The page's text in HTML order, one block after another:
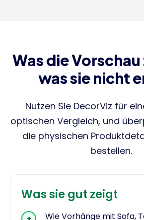
Was die
was sie nicht
Nutzen Sie DecorViz für
optischen Vergleich, und
die physischen
bestellen.
Was sie gut zeigt
Wie Vorhänge mit Sofa,